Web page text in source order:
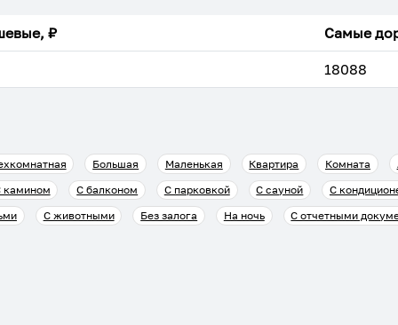
₽ Самые
18088
Большая Маленькая Квартира Комната
камином С балконом С парковкой С сауной С
С животными Без залога На ночь С отчетными